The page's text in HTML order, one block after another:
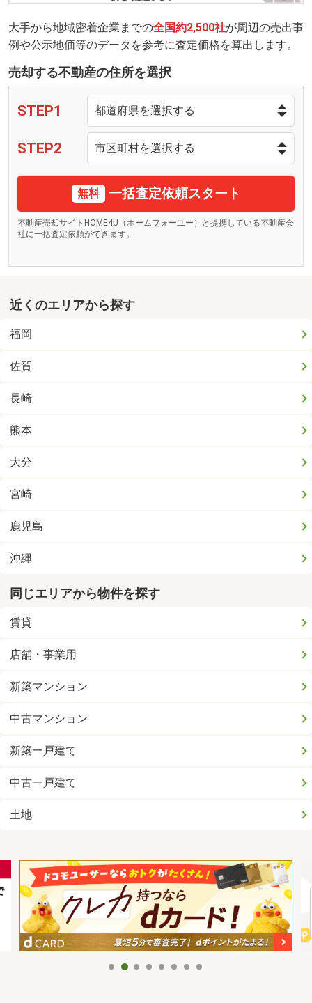
大手から地域密着企業までの全国約2,500社が周辺の売出事
例や公示地価等のデータを参考に査定価格を算出します。
売却する不動産の住所を選択
STEP1
STEP2
無料 一括査定依頼スタート
不動産売却サイトHOME4U（ホームフォーユー）と提携している不動産会
社に一括査定依頼ができます。
近くのエリアから探す
福岡
佐賀
長崎
熊本
大分
宮崎
鹿児島
沖縄
同じエリアから物件を探す
賃貸
店舗・事業用
新築マンション
中古マンション
新築一戸建て
中古一戸建て
土地